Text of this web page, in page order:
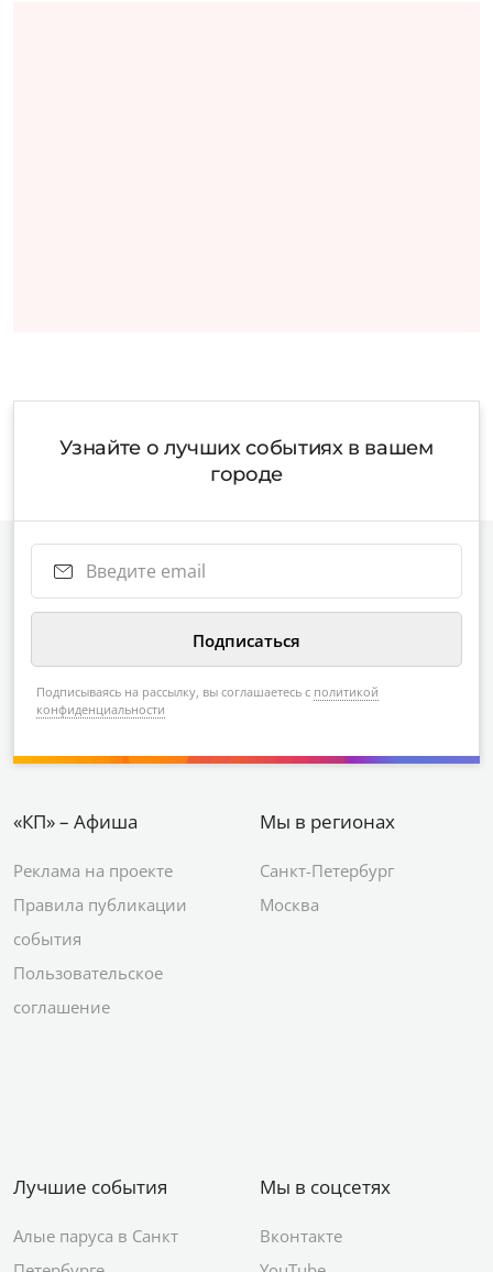
Узнайте о лучших событиях в вашем
городе
Подписываясь на рассылку, вы соглашаетесь с политикой
конфиденциальности
«КП» – Афиша
Реклама на проекте
Правила публикации
события
Пользовательское
соглашение
Мы в регионах
Санкт-Петербург
Москва
Лучшие события
Алые паруса в Санкт
Мы в соцсетях
Вконтакте